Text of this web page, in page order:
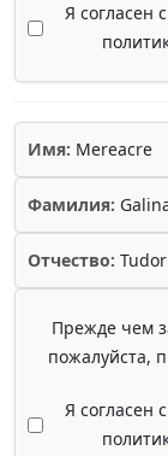
Я согласен
Имя: Mereacre
Фамилия:
Отчество: Tudor
Прежде чем
пожалуйста,
Я согласен